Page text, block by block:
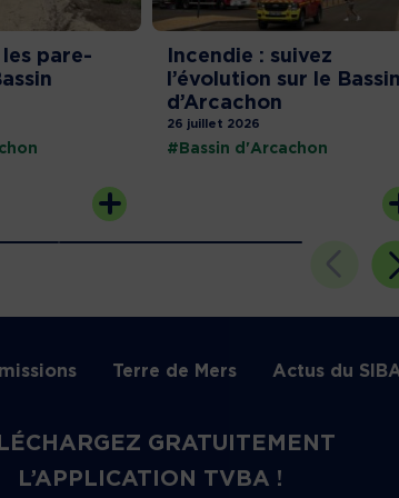
pare-
Incendie : suivez
l’évolution sur le Bassin
d’Arcachon
26 juillet 2026
#Bassin d'Arcachon
Terre de Mers Actus du
GRATUITEMENT
L’APPLICATION TVBA !